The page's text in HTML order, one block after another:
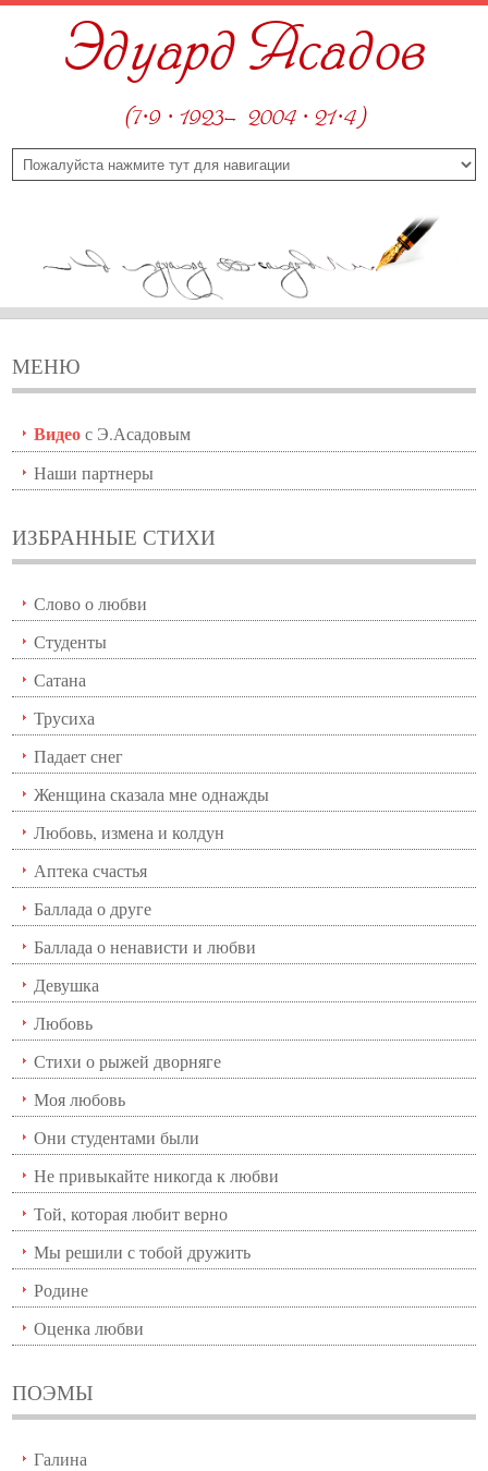
Эдуард Асадов
(7·9 · 1923—2004 · 21·4)
МЕНЮ
Видеос Э.Асадовым
Наши партнеры
ИЗБРАННЫЕ СТИХИ
Слово о любви
Студенты
Сатана
Трусиха
Падает снег
Женщина сказала мне однажды
Любовь, измена и колдун
Аптека счастья
Баллада о друге
Баллада о ненависти и любви
Девушка
Любовь
Стихи о рыжей дворняге
Моя любовь
Они студентами были
Не привыкайте никогда к любви
Той, которая любит верно
Мы решили с тобой дружить
Родине
Оценка любви
ПОЭМЫ
Галина